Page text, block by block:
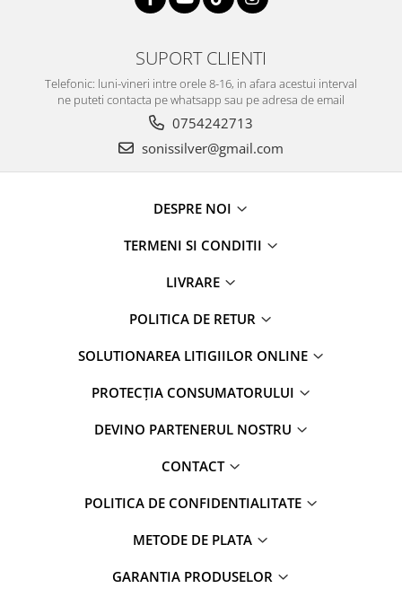
SUPORT CLIENTI
Telefonic: luni-vineri intre orele 8-16, in afara acestui interval
ne puteti contacta pe whatsapp sau pe adresa de email
0754242713
sonissilver@gmail.com
DESPRE NOI
TERMENI SI CONDITII
LIVRARE
POLITICA DE RETUR
SOLUTIONAREA LITIGIILOR ONLINE
PROTECȚIA CONSUMATORULUI
DEVINO PARTENERUL NOSTRU
CONTACT
POLITICA DE CONFIDENTIALITATE
METODE DE PLATA
GARANTIA PRODUSELOR